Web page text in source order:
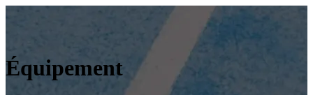
Équipement